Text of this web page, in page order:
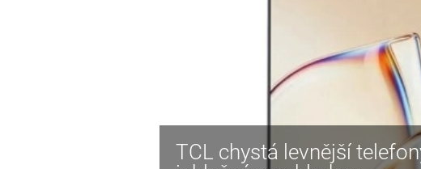
TCL chystá levnější